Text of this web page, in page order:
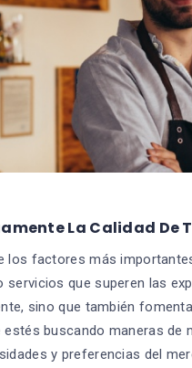
La Calidad De
los factores más
servicios que superen las
sino que también
estés buscando maneras
y preferencias del